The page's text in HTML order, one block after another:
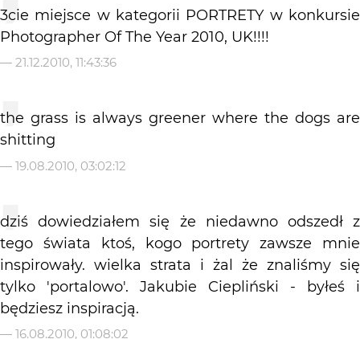
3cie miejsce w kategorii PORTRETY w konkursie
Photographer Of The Year 2010, UK!!!!
— 21.12.2010, 11:43:36
the grass is always greener where the dogs are
shitting
— 19.08.2010, 03:02:12
dziś dowiedziałem się że niedawno odszedł z
tego świata ktoś, kogo portrety zawsze mnie
inspirowały. wielka strata i żal że znaliśmy się
tylko 'portalowo'. Jakubie Ciepliński - byłeś i
będziesz inspiracją.
— 16.08.2010, 01:08:02